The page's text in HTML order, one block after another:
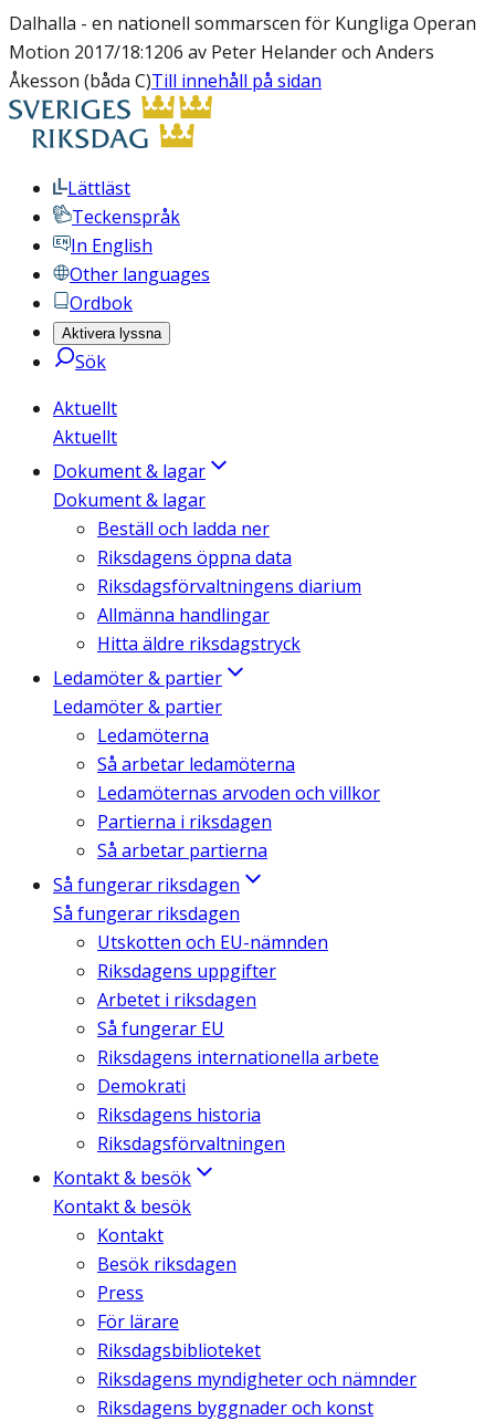
Dalhalla - en nationell sommarscen för Kungliga Operan
Motion 2017/18:1206 av Peter Helander och Anders
Åkesson (båda C)Till innehåll på sidan
Lättläst
Teckenspråk
In English
Other languages
Ordbok
Aktivera lyssna
Sök
Aktuellt
Aktuellt
Dokument & lagar
Dokument & lagar
Beställ och ladda ner
Riksdagens öppna data
Riksdagsförvaltningens diarium
Allmänna handlingar
Hitta äldre riksdagstryck
Ledamöter & partier
Ledamöter & partier
Ledamöterna
Så arbetar ledamöterna
Ledamöternas arvoden och villkor
Partierna i riksdagen
Så arbetar partierna
Så fungerar riksdagen
Så fungerar riksdagen
Utskotten och EU-nämnden
Riksdagens uppgifter
Arbetet i riksdagen
Så fungerar EU
Riksdagens internationella arbete
Demokrati
Riksdagens historia
Riksdagsförvaltningen
Kontakt & besök
Kontakt & besök
Kontakt
Besök riksdagen
Press
För lärare
Riksdagsbiblioteket
Riksdagens myndigheter och nämnder
Riksdagens byggnader och konst